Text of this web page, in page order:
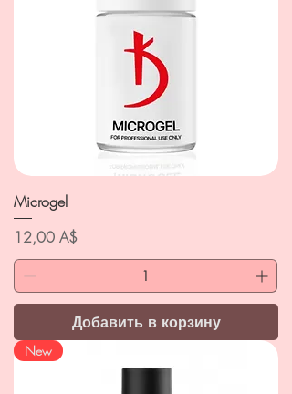
Microgel
Цена
12,00 A$
Добавить в корзину
New